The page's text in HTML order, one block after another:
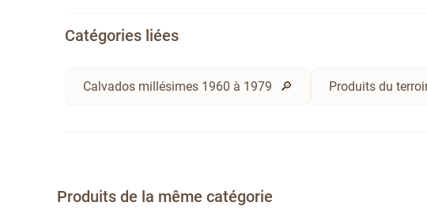
Catégories liées
Calvados millésimes 1960 à 1979 Produits du
Produits de la même catégorie